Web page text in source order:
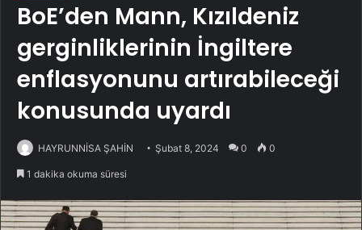
BoE’den Mann, Kızıldeniz
gerginliklerinin İngiltere
enflasyonunu artırabileceği
konusunda uyardı
HAYRUNNİSA ŞAHİN Şubat 8, 2024 0 0
1 dakika okuma süresi